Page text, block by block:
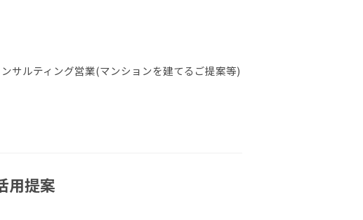
サルティング営業(マンションを建てるご提案等)
用提案